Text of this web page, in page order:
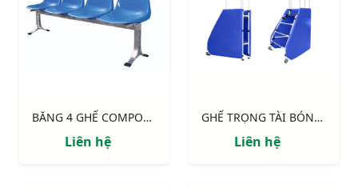
BĂNG 4 GHẾ COMPOSITE
Liên hệ
GHẾ TRỌNG TÀI BÓNG CHUYỀN DI ĐỘNG CAO CẤP
Liên hệ